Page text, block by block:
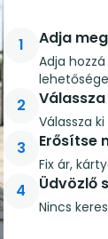
1 Adja
Adja
2
Válassza
3 Erősítse
Fix ár,
4 Üdvözlő
Nincs